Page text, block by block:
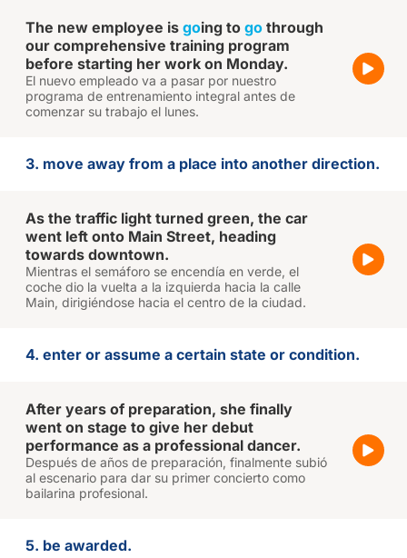
The new employee is going to go through
our comprehensive training program
before starting her work on Monday.
El nuevo empleado va a pasar por nuestro
programa de entrenamiento integral antes de
comenzar su trabajo el lunes.
3. move away from a place into another direction.
As the traffic light turned green, the car
went left onto Main Street, heading
towards downtown.
Mientras el semáforo se encendía en verde, el
coche dio la vuelta a la izquierda hacia la calle
Main, dirigiéndose hacia el centro de la ciudad.
4. enter or assume a certain state or condition.
After years of preparation, she finally
went on stage to give her debut
performance as a professional dancer.
Después de años de preparación, finalmente subió
al escenario para dar su primer concierto como
bailarina profesional.
5. be awarded.